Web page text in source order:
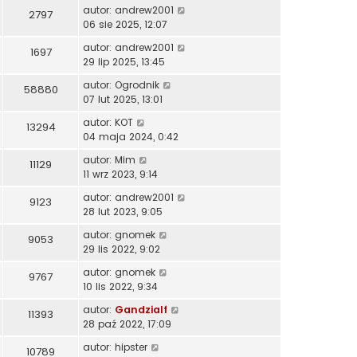
2797 autor: andrew2001
06 sie 2025, 12:07
1697 autor: andrew2001
29 lip 2025, 13:45
58880 autor: Ogrodnik
07 lut 2025, 13:01
13294 autor: KOT
04 maja 2024, 0:42
11129 autor: Mim
11 wrz 2023, 9:14
9123 autor: andrew2001
28 lut 2023, 9:05
9053 autor: gnomek
29 lis 2022, 9:02
9767 autor: gnomek
10 lis 2022, 9:34
11393 autor: Gandzialf
28 paź 2022, 17:09
10789 autor: hipster